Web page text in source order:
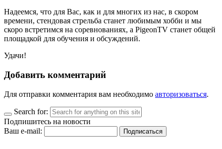
Надеемся, что для Вас, как и для многих из нас, в скором
времени, стендовая стрельба станет любимым хобби и мы
скоро встретимся на соревнованиях, а PigeonTV станет общей
площадкой для обучения и обсуждений.
Удачи!
Добавить комментарий
Для отправки комментария вам необходимо авторизоваться.
Search for:
Подпишитесь на новости
Ваш e-mail: